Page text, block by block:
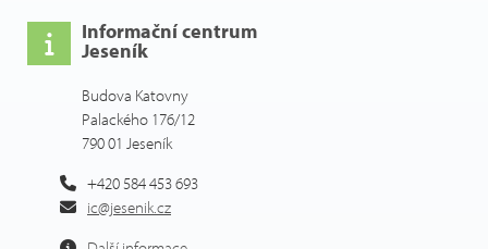
Informační centrum
Jeseník
Budova Katovny
Palackého 176/12
790 01 Jeseník
+420 584 453 693
ic@jesenik.cz